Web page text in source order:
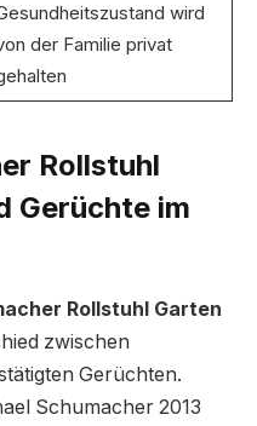
wird
der Familie privat
Rollstuhl
Gerüchte im
Rollstuhl Garten
zwischen
Gerüchten.
Schumacher 2013